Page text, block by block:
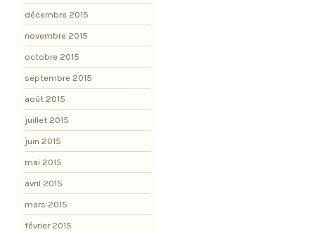
décembre 2015
novembre 2015
octobre 2015
septembre 2015
août 2015
juillet 2015
juin 2015
mai 2015
avril 2015
mars 2015
février 2015